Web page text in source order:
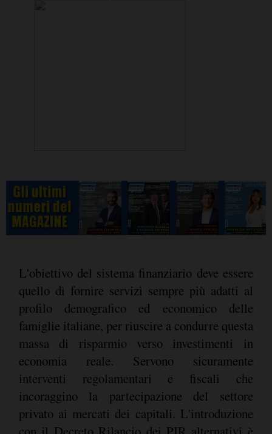
L'obiettivo del sistema finanziario deve essere
quello di fornire servizi sempre più adatti al
profilo demografico ed economico delle
famiglie italiane, per riuscire a condurre questa
massa di risparmio verso investimenti in
economia reale. Servono sicuramente
interventi regolamentari e fiscali che
incoraggino la partecipazione del settore
privato ai mercati dei capitali. L'introduzione